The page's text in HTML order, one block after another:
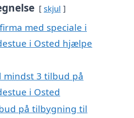
skjul
med speciale i
i Osted hjælpe
3 tilbud på
i Osted
på tilbygning til